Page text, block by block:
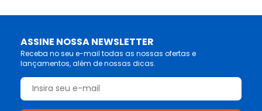
ASSINE NOSSA NEWSLETTER
Receba no seu e-mail todas as nossas ofertas e
lançamentos, além de nossas dicas.